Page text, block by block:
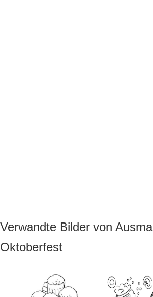
Verwandte Bilder von
Oktoberfest